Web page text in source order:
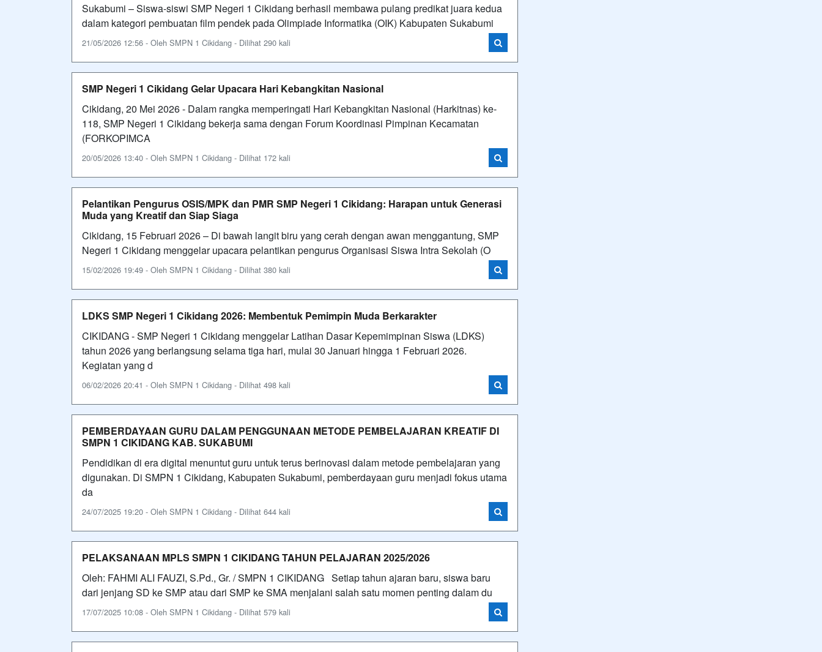
Sukabumi – Siswa-siswi SMP Negeri 1 Cikidang berhasil membawa pulang predikat juara kedua
dalam kategori pembuatan film pendek pada Olimpiade Informatika (OIK) Kabupaten Sukabumi
21/05/2026 12:56 - Oleh SMPN 1 Cikidang - Dilihat 290 kali
SMP Negeri 1 Cikidang Gelar Upacara Hari Kebangkitan Nasional
Cikidang, 20 Mei 2026 - Dalam rangka memperingati Hari Kebangkitan Nasional (Harkitnas) ke-
118, SMP Negeri 1 Cikidang bekerja sama dengan Forum Koordinasi Pimpinan Kecamatan
(FORKOPIMCA
20/05/2026 13:40 - Oleh SMPN 1 Cikidang - Dilihat 172 kali
Pelantikan Pengurus OSIS/MPK dan PMR SMP Negeri 1 Cikidang: Harapan untuk Generasi
Muda yang Kreatif dan Siap Siaga
Cikidang, 15 Februari 2026 – Di bawah langit biru yang cerah dengan awan menggantung, SMP
Negeri 1 Cikidang menggelar upacara pelantikan pengurus Organisasi Siswa Intra Sekolah (O
15/02/2026 19:49 - Oleh SMPN 1 Cikidang - Dilihat 380 kali
LDKS SMP Negeri 1 Cikidang 2026: Membentuk Pemimpin Muda Berkarakter
CIKIDANG - SMP Negeri 1 Cikidang menggelar Latihan Dasar Kepemimpinan Siswa (LDKS)
tahun 2026 yang berlangsung selama tiga hari, mulai 30 Januari hingga 1 Februari 2026.
Kegiatan yang d
06/02/2026 20:41 - Oleh SMPN 1 Cikidang - Dilihat 498 kali
PEMBERDAYAAN GURU DALAM PENGGUNAAN METODE PEMBELAJARAN KREATIF DI
SMPN 1 CIKIDANG KAB. SUKABUMI
Pendidikan di era digital menuntut guru untuk terus berinovasi dalam metode pembelajaran yang
digunakan. Di SMPN 1 Cikidang, Kabupaten Sukabumi, pemberdayaan guru menjadi fokus utama
da
24/07/2025 19:20 - Oleh SMPN 1 Cikidang - Dilihat 644 kali
PELAKSANAAN MPLS SMPN 1 CIKIDANG TAHUN PELAJARAN 2025/2026
Oleh: FAHMI ALI FAUZI, S.Pd., Gr. / SMPN 1 CIKIDANG Setiap tahun ajaran baru, siswa baru
dari jenjang SD ke SMP atau dari SMP ke SMA menjalani salah satu momen penting dalam du
17/07/2025 10:08 - Oleh SMPN 1 Cikidang - Dilihat 579 kali